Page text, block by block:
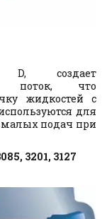
D, создает
поток, что
жидкостей с
для
малых подач при
3201, 3127